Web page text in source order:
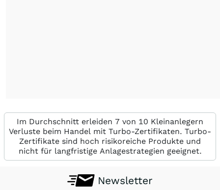
Im Durchschnitt erleiden 7 von 10 Kleinanlegern
Verluste beim Handel mit Turbo-Zertifikaten. Turbo-
Zertifikate sind hoch risikoreiche Produkte und
nicht für langfristige Anlagestrategien geeignet.
Newsletter